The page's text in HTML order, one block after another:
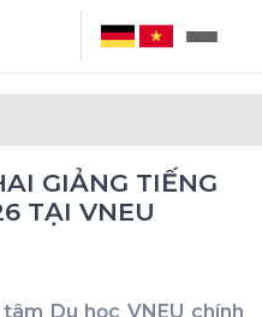
GIẢNG TIẾNG
TẠI VNEU
Du học VNEU chính